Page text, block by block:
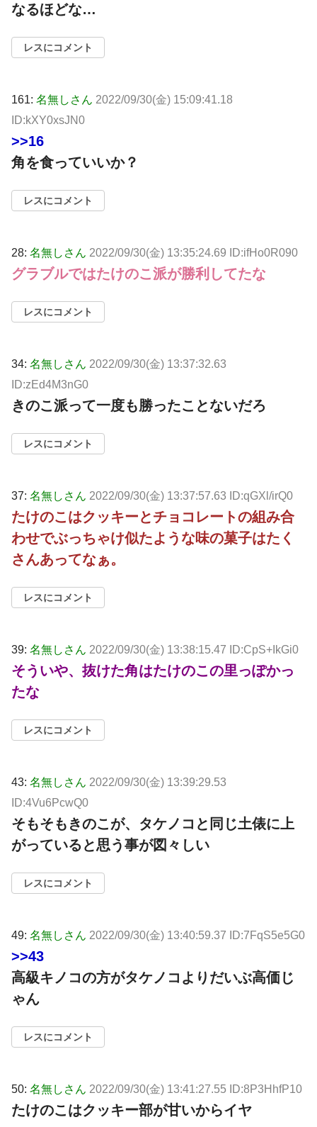
なるほどな…
レスにコメント
161: 名無しさん 2022/09/30(金) 15:09:41.18
ID:kXY0xsJN0
>>16
角を食っていいか？
レスにコメント
28: 名無しさん 2022/09/30(金) 13:35:24.69 ID:ifHo0R090
グラブルではたけのこ派が勝利してたな
レスにコメント
34: 名無しさん 2022/09/30(金) 13:37:32.63
ID:zEd4M3nG0
きのこ派って一度も勝ったことないだろ
レスにコメント
37: 名無しさん 2022/09/30(金) 13:37:57.63 ID:qGXl/irQ0
たけのこはクッキーとチョコレートの組み合
わせでぶっちゃけ似たような味の菓子はたく
さんあってなぁ。
レスにコメント
39: 名無しさん 2022/09/30(金) 13:38:15.47 ID:CpS+IkGi0
そういや、抜けた角はたけのこの里っぽかっ
たな
レスにコメント
43: 名無しさん 2022/09/30(金) 13:39:29.53
ID:4Vu6PcwQ0
そもそもきのこが、タケノコと同じ土俵に上
がっていると思う事が図々しい
レスにコメント
49: 名無しさん 2022/09/30(金) 13:40:59.37 ID:7FqS5e5G0
>>43
高級キノコの方がタケノコよりだいぶ高価じ
ゃん
レスにコメント
50: 名無しさん 2022/09/30(金) 13:41:27.55 ID:8P3HhfP10
たけのこはクッキー部が甘いからイヤ